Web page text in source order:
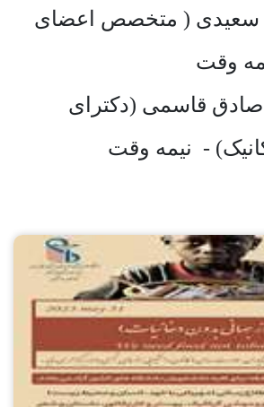
سعیدی ( متخصص اعضای
وقت
قاسمی (دکترای
- نیمه وقت